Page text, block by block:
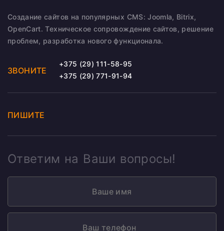
Создание сайтов на популярных CMS: Joomla, Bitrix,
OpenCart. Техническое сопровождение сайтов, решение
проблем, разработка нового функционала.
ЗВОНИТЕ
+375 (29) 111-58-95
+375 (29) 771-91-94
ПИШИТЕ
Ответим на Ваши вопросы!